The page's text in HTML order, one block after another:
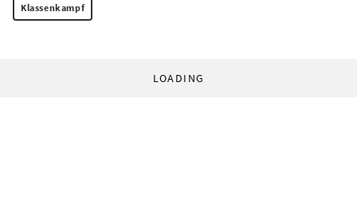
Klassenkampf
LOADING